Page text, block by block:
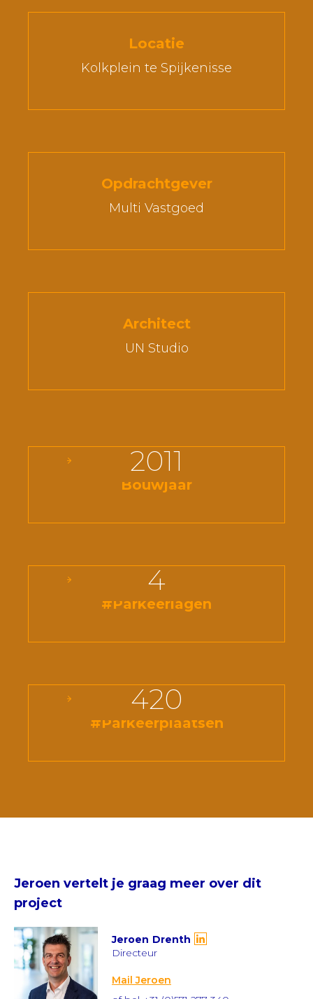
Locatie
Kolkplein te Spijkenisse
Opdrachtgever
Multi Vastgoed
Architect
UN Studio
Bouwjaar
2011
#Parkeerlagen
4
#Parkeerplaatsen
420
Jeroen vertelt je graag meer over dit
project
Jeroen Drenth
Directeur
Mail Jeroen